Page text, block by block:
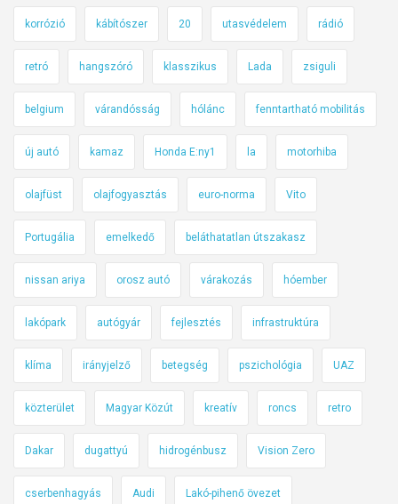
korrózió kábítószer 20 utasvédelem rádió
retró hangszóró klasszikus Lada zsiguli
belgium várandósság hólánc fenntartható mobilitás
új autó kamaz Honda E:ny1 la motorhiba
olajfüst olajfogyasztás euro-norma Vito
Portugália emelkedő beláthatatlan útszakasz
nissan ariya orosz autó várakozás hóember
lakópark autógyár fejlesztés infrastruktúra
klíma irányjelző betegség pszichológia UAZ
közterület Magyar Közút kreatív roncs retro
Dakar dugattyú hidrogénbusz Vision Zero
cserbenhagyás Audi Lakó-pihenő övezet